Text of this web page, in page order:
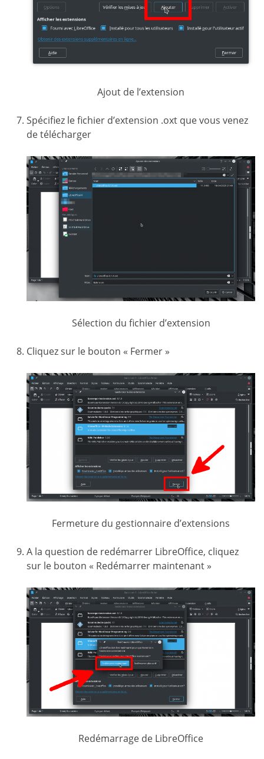
Ajout de l’extension
Spécifiez le fichier d’extension .oxt que vous venez
de télécharger
Sélection du fichier d’extension
Cliquez sur le bouton « Fermer »
Fermeture du gestionnaire d’extensions
A la question de redémarrer LibreOffice, cliquez
sur le bouton « Redémarrer maintenant »
Redémarrage de LibreOffice